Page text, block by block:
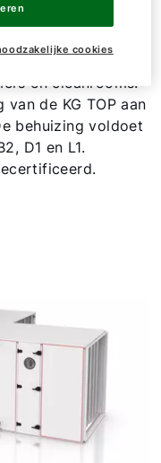
voor speciale
zeer strenge DIN
en cleanrooms.
de KG TOP aan
behuizing voldoet
D1 en L1.
cookies